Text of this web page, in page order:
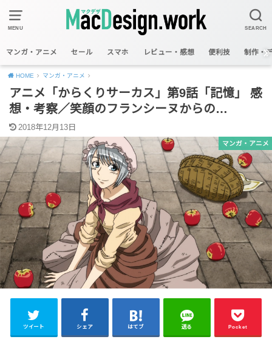
MENU SEARCH
マンガ・アニメ セール スマホ レビュー・感想 便利技 制作・
HOME マンガ・アニメ
アニメ「からくりサーカス」第9話「記憶」 感
想・考察／笑顔のフランシーヌからの…
2018年12月13日
マンガ・アニメ
ツイート シェア はてブ 送る Pocket